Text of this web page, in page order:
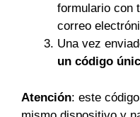
formulario con
correo
Una vez
un código
Atención: este